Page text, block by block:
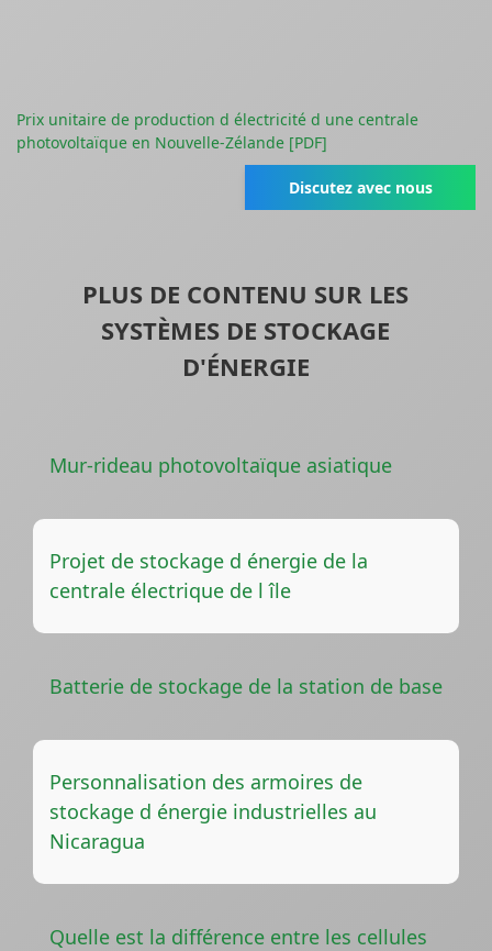
Prix unitaire de production d électricité d une centrale
photovoltaïque en Nouvelle-Zélande [PDF]
Discutez avec nous
PLUS DE CONTENU SUR LES
SYSTÈMES DE STOCKAGE
D'ÉNERGIE
Mur-rideau photovoltaïque asiatique
Projet de stockage d énergie de la
centrale électrique de l île
Batterie de stockage de la station de base
Personnalisation des armoires de
stockage d énergie industrielles au
Nicaragua
Quelle est la différence entre les cellules